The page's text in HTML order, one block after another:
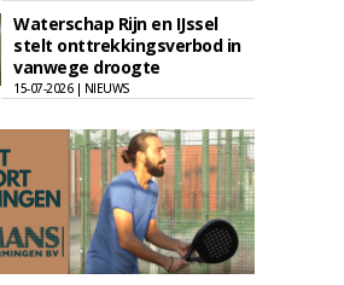
Waterschap Rijn en IJssel
stelt onttrekkingsverbod in
vanwege droogte
15-07-2026 | NIEUWS